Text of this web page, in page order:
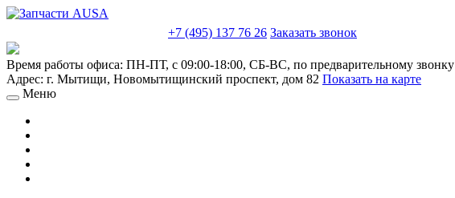
+7 (495) 137 76 26 Заказать звонок
Время работы офиса: ПН-ПТ, с 09:00-18:00, СБ-ВС, по предварительному звонку
Адрес: г. Мытищи, Новомытищинский проспект, дом 82 Показать на карте
Меню